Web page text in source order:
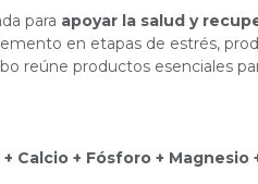
para apoyar la salud y
en etapas de estrés,
reúne productos esenciales
Calcio + Fósforo + Magnesio